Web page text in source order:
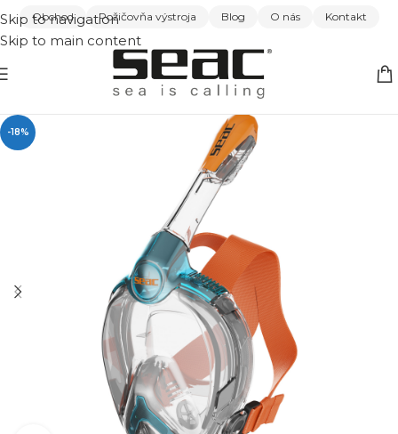
Skip to navigation
Skip to main content
Obchod Požičovňa výstroja Blog O nás Kontakt
-18%